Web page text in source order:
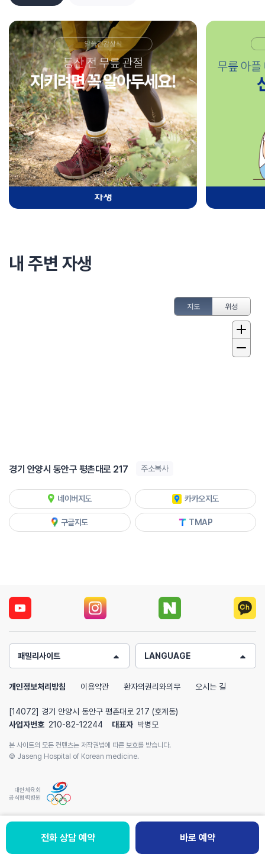
전화 상담예약 바로 예약
내 주변 자생
지도 위성
경기 안양시 동안구 평촌대로 217 주소복사
네이버지도 카카오지도
구글지도 TMAP
패밀리사이트 LANGUAGE
개인정보처리방침 이용약관 환자의권리와의무 오시는 길
[14072] 경기 안양시 동안구 평촌대로 217 (호계동)
사업자번호 210-82-12244 대표자 박병모
본 사이트의 모든 컨텐츠는 저작권법에 따른 보호를 받습니다.
© Jaseng Hospital of Korean medicine.
대한체육회
공식협력병원
전화 상담 예약 바로 예약